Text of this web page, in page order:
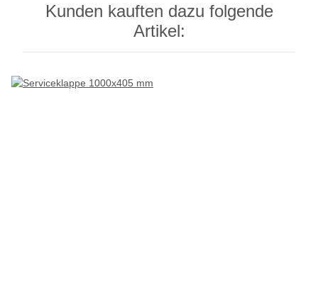
Kunden kauften dazu folgende
Artikel: